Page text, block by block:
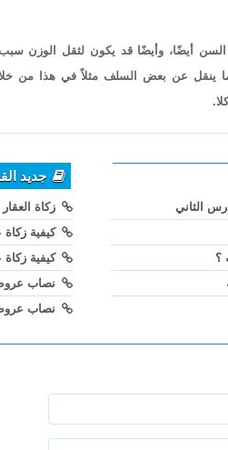
السن أيضًا، وأيضًا قد يكون لثقل
ما ينقل عن بعض السلف مثلاً في هذا من
الثاني
؟
جديد
زكاة العقار
كيفية زكاة
كيفية زكاة
نصاب عروض
نصاب عروض